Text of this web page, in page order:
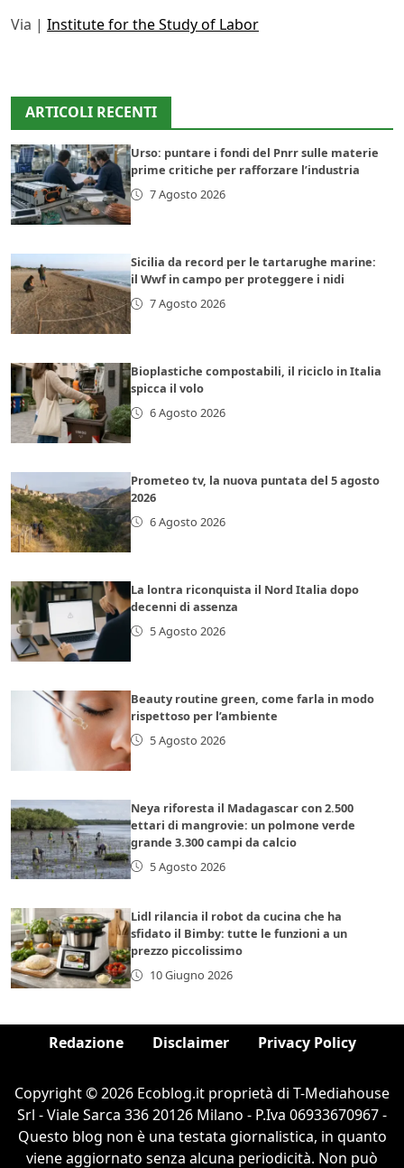
Via | Institute for the Study of Labor
ARTICOLI RECENTI
Urso: puntare i fondi del Pnrr sulle materie
prime critiche per rafforzare l’industria
7 Agosto 2026
Sicilia da record per le tartarughe marine:
il Wwf in campo per proteggere i nidi
7 Agosto 2026
Bioplastiche compostabili, il riciclo in Italia
spicca il volo
6 Agosto 2026
Prometeo tv, la nuova puntata del 5 agosto
2026
6 Agosto 2026
La lontra riconquista il Nord Italia dopo
decenni di assenza
5 Agosto 2026
Beauty routine green, come farla in modo
rispettoso per l’ambiente
5 Agosto 2026
Neya riforesta il Madagascar con 2.500
ettari di mangrovie: un polmone verde
grande 3.300 campi da calcio
5 Agosto 2026
Lidl rilancia il robot da cucina che ha
sfidato il Bimby: tutte le funzioni a un
prezzo piccolissimo
10 Giugno 2026
Redazione Disclaimer Privacy Policy
Copyright © 2026 Ecoblog.it proprietà di T-Mediahouse
Srl - Viale Sarca 336 20126 Milano - P.Iva 06933670967 -
Questo blog non è una testata giornalistica, in quanto
viene aggiornato senza alcuna periodicità. Non può